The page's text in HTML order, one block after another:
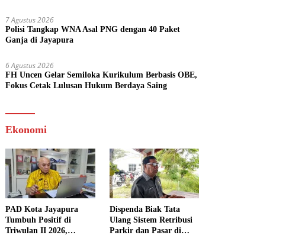
7 Agustus 2026
Polisi Tangkap WNA Asal PNG dengan 40 Paket
Ganja di Jayapura
6 Agustus 2026
FH Uncen Gelar Semiloka Kurikulum Berbasis OBE,
Fokus Cetak Lulusan Hukum Berdaya Saing
Ekonomi
PAD Kota Jayapura
Tumbuh Positif di
Triwulan II 2026,
Dispenda Biak Tata
Ulang Sistem Retribusi
Parkir dan Pasar di